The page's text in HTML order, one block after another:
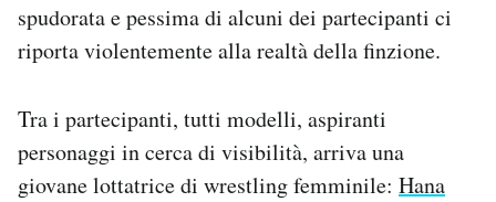
spudorata e pessima di alcuni dei partecipanti ci
riporta violentemente alla realtà della finzione.
Tra i partecipanti, tutti modelli, aspiranti
personaggi in cerca di visibilità, arriva una
giovane lottatrice di wrestling femminile: Hana